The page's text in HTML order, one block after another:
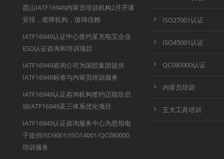
昆山IATF16949内审员培训机构2月开课
安排，老牌机构，值得信赖
IATF16949认证中心签约某充电宝企业
ESD认证咨询和培训项目
IATF16949咨询公司为国巨集团提供
IATF16949标准与内审员培训服务
IATF16949认证咨询机构签约迈能欣启
动IATF16949及三体系优化项目
IATF16949认证咨询服务中心为思坦电
子提供ISO9001/ISO14001/QC080000
培训服务
ISO27001认证
ISO45001认证
QC080000认证
内审员培训
五大工具培训